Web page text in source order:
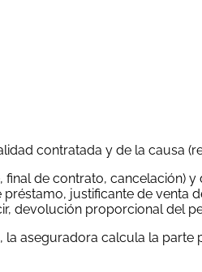
contratada y de la causa
de contrato, cancelación) y
justificante de venta
devolución proporcional del
la aseguradora calcula la